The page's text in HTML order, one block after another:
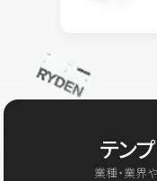
テン
業種・業界